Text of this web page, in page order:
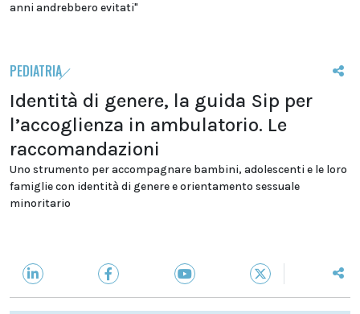
anni andrebbero evitati"
PEDIATRIA
Identità di genere, la guida Sip per
l’accoglienza in ambulatorio. Le
raccomandazioni
Uno strumento per accompagnare bambini, adolescenti e le loro
famiglie con identità di genere e orientamento sessuale
minoritario